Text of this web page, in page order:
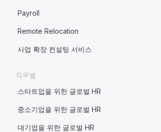
Payroll
Remote Relocation
사업 확장 컨설팅 서비스
직무별
스타트업을 위한 글로벌 HR
중소기업을 위한 글로벌 HR
대기업을 위한 글로벌 HR